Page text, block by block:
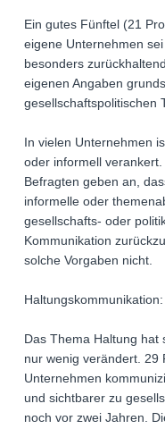
Ein gutes Fünftel (21
eigene Unternehmen
besonders
eigenen Angaben
gesellschaftspolitischen
In vielen Unternehmen
oder informell
Befragten geben an,
informelle oder
gesellschafts- oder
Kommunikation
solche Vorgaben nicht.
Das Thema Haltung hat
nur wenig verändert. 29
Unternehmen
und sichtbarer zu
noch vor zwei Jahren.